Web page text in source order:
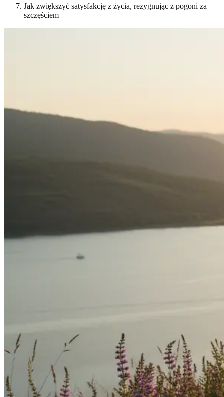
Jak zwiększyć satysfakcję z życia, rezygnując z pogoni za
szczęściem